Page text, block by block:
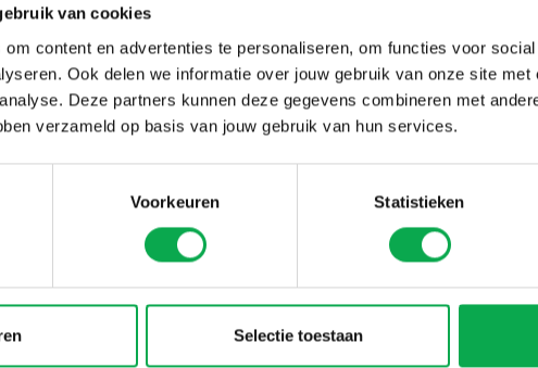
van cookies
content en advertenties te personaliseren, om functies voor
Ook delen we informatie over jouw gebruik van onze site
Deze partners kunnen deze gegevens combineren met
verzameld op basis van jouw gebruik van hun services.
Voorkeuren Statistieken
Selectie toestaan
met de dagelijks verwerkende timmerman, een nieuwe
EcoProfiel hoeken geleverd. Elke vaste hoek kan nu - in het
kennis en ervaring geeft ons de mogelijkheid om vooruit te
én dit versnelt het bouwproces’, aldus Lars Buschers.
deze referentie